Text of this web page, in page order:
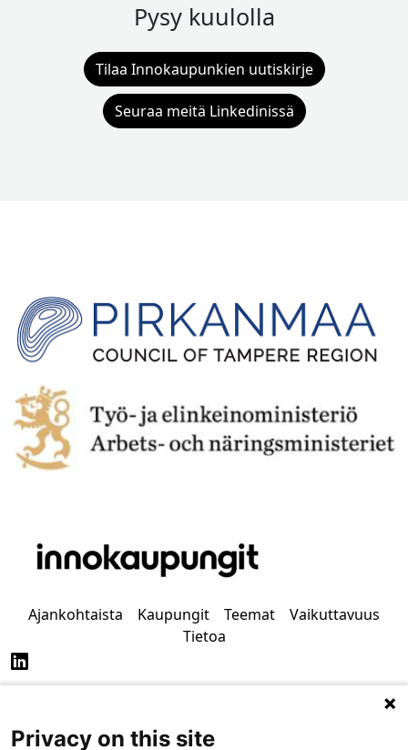
Pysy kuulolla
Tilaa Innokaupunkien uutiskirje
Seuraa meitä Linkedinissä
Ajankohtaista Kaupungit Teemat
Vaikuttavuus
Tietoa
Privacy on this site